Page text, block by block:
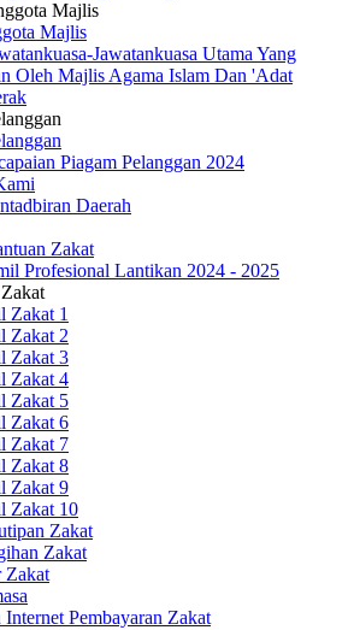
Majlis
Majlis
Jawatankuasa Utama Yang
Oleh Majlis Agama Islam Dan 'Adat
Piagam Pelanggan 2024
Daerah
Zakat
Profesional Lantikan 2024 - 2025
Zakat 1
Zakat 2
Zakat 3
Zakat 4
Zakat 5
Zakat 6
Zakat 7
Zakat 8
Zakat 9
Zakat 10
Zakat
Zakat
Zakat
Internet Pembayaran Zakat